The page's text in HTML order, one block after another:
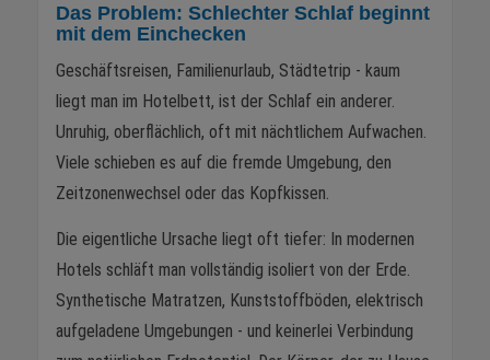
Das Problem: Schlechter Schlaf beginnt
mit dem Einchecken
Geschäftsreisen, Familienurlaub, Städtetrip - kaum
liegt man im Hotelbett, ist der Schlaf ein anderer.
Unruhig, oberflächlich, oft mit nächtlichem Aufwachen.
Viele schieben es auf die fremde Umgebung, den
Zeitzonenwechsel oder das Kopfkissen.
Die eigentliche Ursache liegt oft tiefer: In modernen
Hotels schläft man vollständig isoliert von der Erde.
Synthetische Matratzen, Kunststoffböden, elektrisch
aufgeladene Umgebungen - und keinerlei Verbindung